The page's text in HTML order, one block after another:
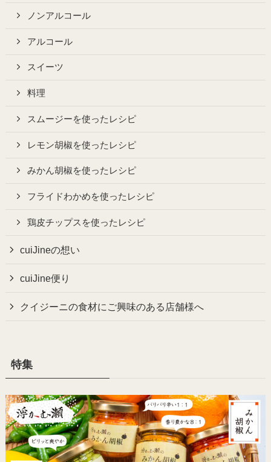
ノンアルコール
アルコール
スイーツ
料理
スムージーを使ったレシピ
レモン胡椒を使ったレシピ
みかん胡椒を使ったレシピ
フライドわかめを使ったレシピ
鶏皮チップスを使ったレシピ
cuiJineの想い
cuiJine便り
クイジーニの食材にご興味のある店舗様へ
特集